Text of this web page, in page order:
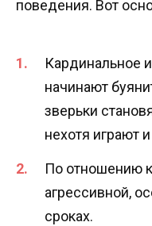
поведения. Вот
Кардинальное
начинают
зверьки
нехотя играют
По отношению
агрессивной,
сроках.